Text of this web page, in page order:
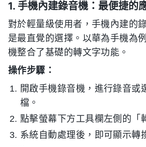
1. 手機內建錄音機：最便捷的
對於輕量級使用者，手機內建的
是最直覺的選擇。以華為手機為
機整合了基礎的轉文字功能。
操作步驟：
開啟手機錄音機，進行錄音或
檔。
點擊螢幕下方工具欄左側的「
系統自動處理後，即可顯示轉